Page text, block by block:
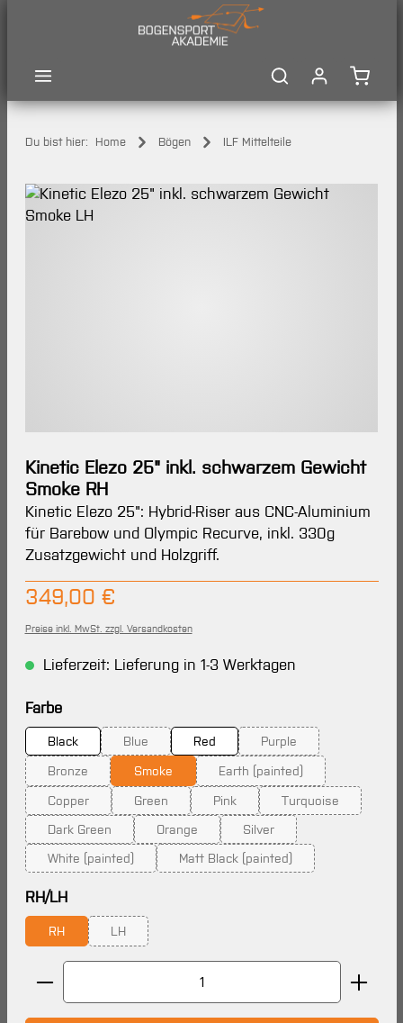
Du bist hier: Home Bögen ILF Mittelteile
Bildergalerie überspringen
Kinetic Elezo 25" inkl. schwarzem Gewicht
Smoke RH
Kinetic Elezo 25": Hybrid-Riser aus CNC-Aluminium
für Barebow und Olympic Recurve, inkl. 330g
Zusatzgewicht und Holzgriff.
Regulärer Preis:
349,00 €
Preise inkl. MwSt. zzgl. Versandkosten
Lieferzeit: Lieferung in 1-3 Werktagen
Farbeauswählen
Black Blue
(Diese Option ist zurzeit nicht verfügbar.)
Red Purple
(Diese Option ist
Bronze
(Diese Option ist zurzeit nicht verfügbar.)
Smoke Earth (painted)
(Diese Option ist zurzeit
Copper
(Diese Option ist zurzeit nicht verfügbar.)
Green
(Diese Option ist zurzeit nicht verfügbar.)
Pink
(Diese Option ist zurzeit nicht
Turquoise
(Diese Option ist
Dark Green
(Diese Option ist zurzeit nicht verfügbar.)
Orange
(Diese Option ist zurzeit nicht verfügbar.)
Silver
(Diese Option ist zurzeit
White (painted)
(Diese Option ist zurzeit nicht verfügbar.)
Matt Black (painted)
(Diese Option ist zurzeit nicht
RH/LHauswählen
RH LH
(Diese Option ist zurzeit nicht verfügbar.)
Produkt Anzahl: Gib den gewünschten Wert ein